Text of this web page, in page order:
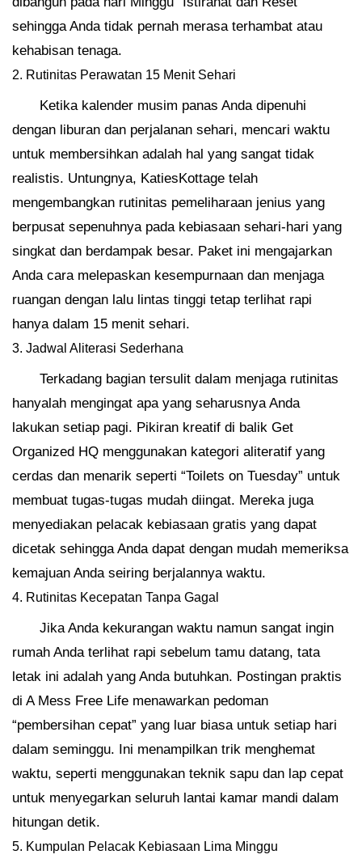
sehingga Anda tidak pernah merasa terhambat atau
kehabisan tenaga.
2. Rutinitas Perawatan 15 Menit Sehari
Ketika kalender musim panas Anda dipenuhi
dengan liburan dan perjalanan sehari, mencari waktu
untuk membersihkan adalah hal yang sangat tidak
realistis. Untungnya, KatiesKottage telah
mengembangkan rutinitas pemeliharaan jenius yang
berpusat sepenuhnya pada kebiasaan sehari-hari yang
singkat dan berdampak besar. Paket ini mengajarkan
Anda cara melepaskan kesempurnaan dan menjaga
ruangan dengan lalu lintas tinggi tetap terlihat rapi
hanya dalam 15 menit sehari.
3. Jadwal Aliterasi Sederhana
Terkadang bagian tersulit dalam menjaga rutinitas
hanyalah mengingat apa yang seharusnya Anda
lakukan setiap pagi. Pikiran kreatif di balik Get
Organized HQ menggunakan kategori aliteratif yang
cerdas dan menarik seperti “Toilets on Tuesday” untuk
membuat tugas-tugas mudah diingat. Mereka juga
menyediakan pelacak kebiasaan gratis yang dapat
dicetak sehingga Anda dapat dengan mudah memeriksa
kemajuan Anda seiring berjalannya waktu.
4. Rutinitas Kecepatan Tanpa Gagal
Jika Anda kekurangan waktu namun sangat ingin
rumah Anda terlihat rapi sebelum tamu datang, tata
letak ini adalah yang Anda butuhkan. Postingan praktis
di A Mess Free Life menawarkan pedoman
“pembersihan cepat” yang luar biasa untuk setiap hari
dalam seminggu. Ini menampilkan trik menghemat
waktu, seperti menggunakan teknik sapu dan lap cepat
untuk menyegarkan seluruh lantai kamar mandi dalam
hitungan detik.
5. Kumpulan Pelacak Kebiasaan Lima Minggu